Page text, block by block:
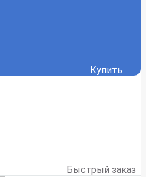
Купить
Быстрый заказ